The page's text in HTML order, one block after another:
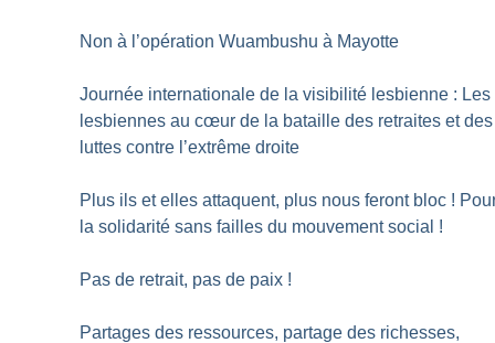
Non à l’opération Wuambushu à Mayotte
Journée internationale de la visibilité lesbienne : Les
lesbiennes au cœur de la bataille des retraites et des
luttes contre l’extrême droite
Plus ils et elles attaquent, plus nous feront bloc !
la solidarité sans failles du mouvement social !
Pas de retrait, pas de paix !
Partages des ressources, partage des richesses,